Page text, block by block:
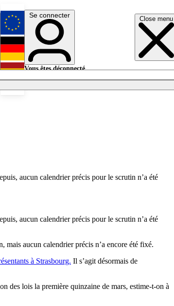
Close menu
English
Deutsch
Se connecter
Vous êtes déconnecté.
aucun calendrier précis pour le scrutin n’a été
aucun calendrier précis pour le scrutin n’a été
aucun calendrier précis n’a encore été fixé.
à Strasbourg. Il s’agit désormais de
des lois la première quinzaine de mars, estime-t-on à